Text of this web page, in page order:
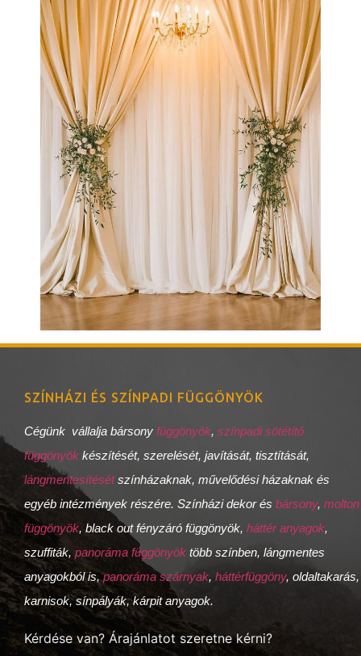
SZÍNHÁZI ÉS SZÍNPADI FÜGGÖNYÖK
Cégünk vállalja bársony függönyök, színpadi sötétítő
függönyök készítését, szerelését, javítását, tisztítását,
lángmentesítésétszínházaknak, művelődési házaknak és
egyéb intézmények részére. Színházi dekor és bársony, molton
függönyök, black out fényzáró függönyök, háttér anyagok,
szuffiták, panoráma függönyök több színben, lángmentes
anyagokból is,panoráma szárnyak, háttérfüggöny, oldaltakarás,
karnisok, sínpályák, kárpit anyagok.
Kérdése van? Árajánlatot szeretne kérni?